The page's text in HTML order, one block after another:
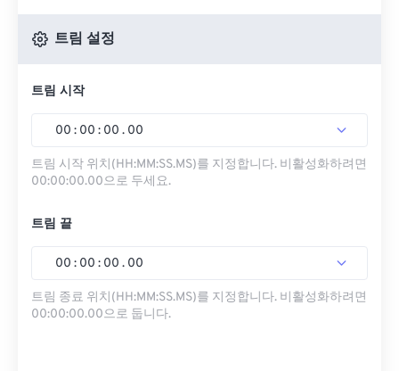
트림 설정
트림 시작
00 : 00 : 00 . 00
트림 시작 위치(HH:MM:SS.MS)를 지정합니다. 비활성화하려면
00:00:00.00으로 두세요.
트림 끝
00 : 00 : 00 . 00
트림 종료 위치(HH:MM:SS.MS)를 지정합니다. 비활성화하려면
00:00:00.00으로 둡니다.